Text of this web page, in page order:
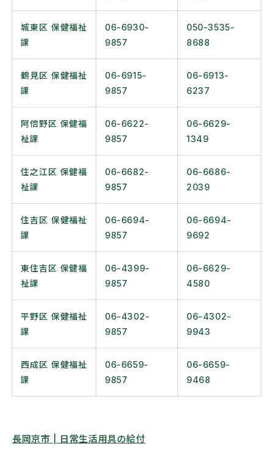
城東区 保健福祉
課
06-6930-
9857
050-3535-
8688
鶴見区 保健福祉
課
06-6915-
9857
06-6913-
6237
阿倍野区 保健福
祉課
06-6622-
9857
06-6629-
1349
住之江区 保健福
祉課
06-6682-
9857
06-6686-
2039
住吉区 保健福祉
課
06-6694-
9857
06-6694-
9692
東住吉区 保健福
祉課
06-4399-
9857
06-6629-
4580
平野区 保健福祉
課
06-4302-
9857
06-4302-
9943
西成区 保健福祉
課
06-6659-
9857
06-6659-
9468
長岡京市 日常生活用具の給付